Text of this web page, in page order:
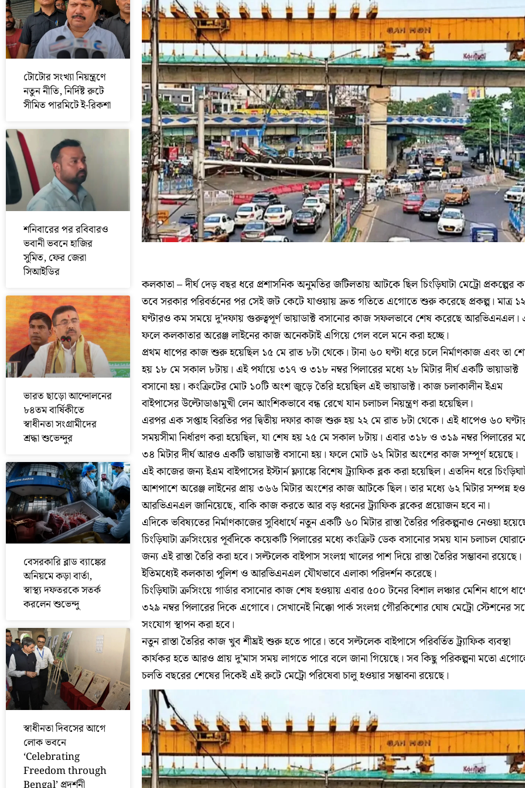
টোটোর সংখ্যা নিয়ন্ত্রণে
নতুন নীতি, নির্দিষ্ট রুটে
সীমিত পারমিটে ই-রিকশা
শনিবারের পর রবিবারও
ভবানী ভবনে হাজির
সুমিত, ফের জেরা
সিআইডির
ভারত ছাড়ো আন্দোলনের
৮৪তম বার্ষিকীতে
স্বাধীনতা সংগ্রামীদের
শ্রদ্ধা শুভেন্দুর
বেসরকারি ব্লাড ব্যাঙ্কের
অনিয়মে কড়া বার্তা,
স্বাস্থ্য দফতরকে সতর্ক
করলেন শুভেন্দু
স্বাধীনতা দিবসের আগে
লোক ভবনে
‘Celebrating
Freedom through
কলকাতা – দীর্ঘ দেড় বছর ধরে প্রশাসনিক অনুমতির জটিলতায় আটকে ছিল চিংড়িঘাটা মেট্রো প্রকল্পের
তবে সরকার পরিবর্তনের পর সেই জট কেটে যাওয়ায় দ্রুত গতিতে এগোতে শুরু করেছে প্রকল্প। মাত্র
ঘণ্টারও কম সময়ে দু’দফায় গুরুত্বপূর্ণ ভায়াডাক্ট বসানোর কাজ সফলভাবে শেষ করেছে আরভিএনএল।
ফলে কলকাতার অরেঞ্জ লাইনের কাজ অনেকটাই এগিয়ে গেল বলে মনে করা হচ্ছে।
প্রথম ধাপের কাজ শুরু হয়েছিল ১৫ মে রাত ৮টা থেকে। টানা ৬০ ঘণ্টা ধরে চলে নির্মাণকাজ এবং তা
হয় ১৮ মে সকাল ৮টায়। এই পর্যায়ে ৩১৭ ও ৩১৮ নম্বর পিলারের মধ্যে ২৮ মিটার দীর্ঘ একটি ভায়াডাক্ট
বসানো হয়। কংক্রিটের মোট ১০টি অংশ জুড়ে তৈরি হয়েছিল এই ভায়াডাক্ট। কাজ চলাকালীন ইএম
বাইপাসের উল্টোডাঙামুখী লেন আংশিকভাবে বন্ধ রেখে যান চলাচল নিয়ন্ত্রণ করা হয়েছিল।
এরপর এক সপ্তাহ বিরতির পর দ্বিতীয় দফার কাজ শুরু হয় ২২ মে রাত ৮টা থেকে। এই ধাপেও ৬০
সময়সীমা নির্ধারণ করা হয়েছিল, যা শেষ হয় ২৫ মে সকাল ৮টায়। এবার ৩১৮ ও ৩১৯ নম্বর পিলারের
৩৪ মিটার দীর্ঘ আরও একটি ভায়াডাক্ট বসানো হয়। ফলে মোট ৬২ মিটার অংশের কাজ সম্পূর্ণ হয়েছে।
এই কাজের জন্য ইএম বাইপাসের ইস্টার্ন ফ্ল্যাঙ্কে বিশেষ ট্র্যাফিক ব্লক করা হয়েছিল। এতদিন ধরে
আশপাশে অরেঞ্জ লাইনের প্রায় ৩৬৬ মিটার অংশের কাজ আটকে ছিল। তার মধ্যে ৬২ মিটার সম্পন্ন
আরভিএনএল জানিয়েছে, বাকি কাজ করতে আর বড় ধরনের ট্র্যাফিক ব্লকের প্রয়োজন হবে না।
এদিকে ভবিষ্যতের নির্মাণকাজের সুবিধার্থে নতুন একটি ৬০ মিটার রাস্তা তৈরির পরিকল্পনাও নেওয়া
চিংড়িঘাটা ক্রসিংয়ের পূর্বদিকে কয়েকটি পিলারের মধ্যে কংক্রিট ডেক বসানোর সময় যান চলাচল
জন্য এই রাস্তা তৈরি করা হবে। সল্টলেক বাইপাস সংলগ্ন খালের পাশ দিয়ে রাস্তা তৈরির সম্ভাবনা রয়েছে।
ইতিমধ্যেই কলকাতা পুলিশ ও আরভিএনএল যৌথভাবে এলাকা পরিদর্শন করেছে।
চিংড়িঘাটা ক্রসিংয়ে গার্ডার বসানোর কাজ শেষ হওয়ায় এবার ৫০০ টনের বিশাল লঞ্চার মেশিন ধাপে
৩২৯ নম্বর পিলারের দিকে এগোবে। সেখানেই নিক্কো পার্ক সংলগ্ন গৌরকিশোর ঘোষ মেট্রো স্টেশনের
সংযোগ স্থাপন করা হবে।
নতুন রাস্তা তৈরির কাজ খুব শীঘ্রই শুরু হতে পারে। তবে সল্টলেক বাইপাসে পরিবর্তিত ট্র্যাফিক ব্যবস্থা
কার্যকর হতে আরও প্রায় দু’মাস সময় লাগতে পারে বলে জানা গিয়েছে। সব কিছু পরিকল্পনা মতো
চলতি বছরের শেষের দিকেই এই রুটে মেট্রো পরিষেবা চালু হওয়ার সম্ভাবনা রয়েছে।